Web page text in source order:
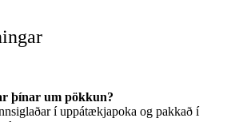
þínar um pökkun?
í uppátækjapoka og pakkað í